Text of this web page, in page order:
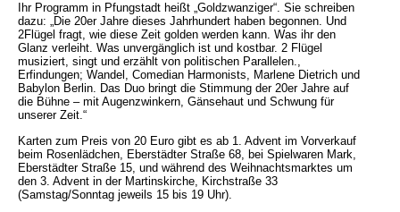
Ihr Programm in Pfungstadt heißt „Goldzwanziger“. Sie schreiben
dazu: „Die 20er Jahre dieses Jahrhundert haben begonnen. Und
2Flügel fragt, wie diese Zeit golden werden kann. Was ihr den
Glanz verleiht. Was unvergänglich ist und kostbar. 2 Flügel
musiziert, singt und erzählt von politischen Parallelen.,
Erfindungen; Wandel, Comedian Harmonists, Marlene Dietrich und
Babylon Berlin. Das Duo bringt die Stimmung der 20er Jahre auf
die Bühne – mit Augenzwinkern, Gänsehaut und Schwung für
unserer Zeit.“
Karten zum Preis von 20 Euro gibt es ab 1. Advent im Vorverkauf
beim Rosenlädchen, Eberstädter Straße 68, bei Spielwaren Mark,
Eberstädter Straße 15, und während des Weihnachtsmarktes um
den 3. Advent in der Martinskirche, Kirchstraße 33
(Samstag/Sonntag jeweils 15 bis 19 Uhr).